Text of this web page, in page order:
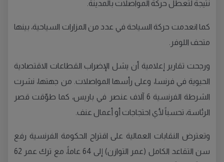
نتيجة لتعطل حركة المواصلات بالمدينة.
كما انعدمت حركة السياحة في عدد من المزارات السياحية، بينها
متحف اللوفر.
ورجحت تقارير إعلامية أن يشل الإضراب القطاعات الاقتصادية
الحيوية في فرنسا، وعلى رأسها المواصلات. من جهتها، نشرت
الشرطة الفرنسية 6 آلاف عنصر في باريس، كما طوّقت قصر
الرئاسة، تحسباً لأي احتجاجات أو أعمال عنف.
وتعترض النقابات العمالية على اقتراح الحكومة الفرنسية رفع
سن التقاعد الكامل (عمر التوازن) إلى 64 عاماً، مع ترك عمر 62